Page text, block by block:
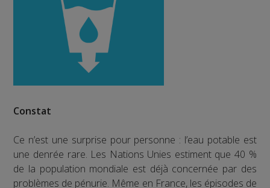
Constat
Ce n’est une surprise pour personne : l’eau potable est
une denrée rare. Les Nations Unies estiment que 40 %
de la population mondiale est déjà concernée par des
problèmes de pénurie. Même en France, les épisodes de